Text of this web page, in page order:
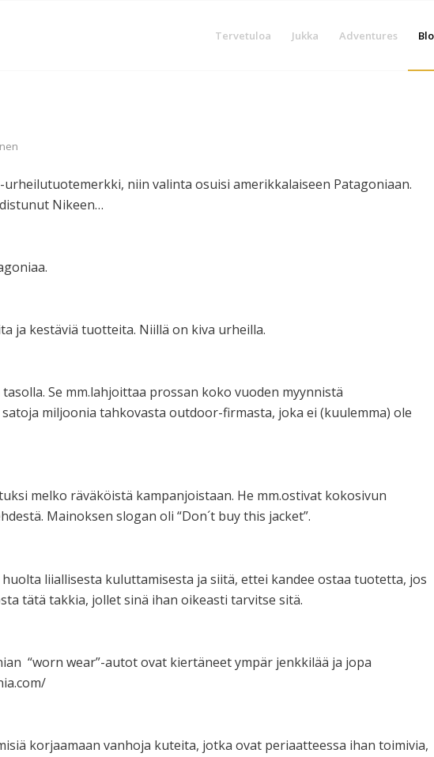
Tervetuloa Jukka Adventures
urheilutuotemerkki, niin valinta osuisi amerikkalaiseen Patagoniaan.
Nikeen…
ja kestäviä tuotteita. Niillä on kiva urheilla.
Se mm.lahjoittaa prossan koko vuoden myynnistä
miljoonia tahkovasta outdoor-firmasta, joka ei (kuulemma) ole
melko räväköistä kampanjoistaan. He mm.ostivat kokosivun
Mainoksen slogan oli “Don´t buy this jacket”.
liiallisesta kuluttamisesta ja siitä, ettei kandee ostaa tuotetta, jos
tätä takkia, jollet sinä ihan oikeasti tarvitse sitä.
“worn wear”-autot ovat kiertäneet ympär jenkkilää ja jopa
korjaamaan vanhoja kuteita, jotka ovat periaatteessa ihan toimivia,